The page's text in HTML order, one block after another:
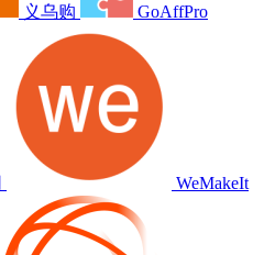
义乌购 GoAffPro
WeMakeIt